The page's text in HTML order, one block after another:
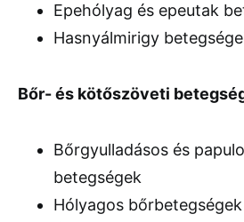
Epehólyag és epeutak
Hasnyálmirigy
Bőr- és kötőszöveti
Bőrgyulladásos és
betegségek
Hólyagos bőrbetegségek